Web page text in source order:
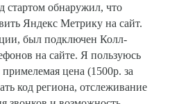
стартом обнаружил, что
Яндекс Метрику на сайт.
был подключен Колл-
на сайте. Я пользуюсь
цена (1500р. за
код региона, отслеживание